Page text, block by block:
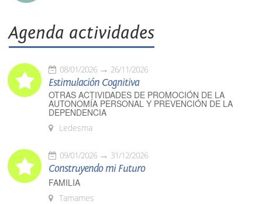
Agenda actividades
08/01/2026 26/11/2026
Estimulación Cognitiva
OTRAS ACTIVIDADES DE PROMOCIÓN DE LA
AUTONOMÍA PERSONAL Y PREVENCIÓN DE LA
DEPENDENCIA
Ledesma
09/01/2026 31/12/2026
Construyendo mi Futuro
FAMILIA
Tamames